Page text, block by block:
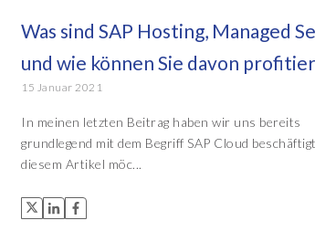
Object
Archive Central
Alle
Alle
Was sind SAP Hosting, Managed
und wie können Sie davon
15 Januar 2021
In meinen letzten Beitrag haben wir uns bereits
grundlegend mit dem Begriff SAP Cloud
diesem Artikel möc...